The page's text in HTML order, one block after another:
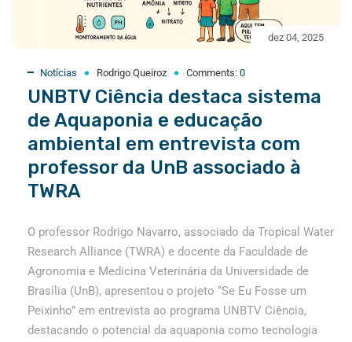
dez 04, 2025
Notícias Rodrigo Queiroz Comments: 0
UNBTV Ciência destaca sistema
de Aquaponia e educação
ambiental em entrevista com
professor da UnB associado à
TWRA
O professor Rodrigo Navarro, associado da Tropical Water
Research Alliance (TWRA) e docente da Faculdade de
Agronomia e Medicina Veterinária da Universidade de
Brasília (UnB), apresentou o projeto “Se Eu Fosse um
Peixinho” em entrevista ao programa UNBTV Ciência,
destacando o potencial da aquaponia como tecnologia